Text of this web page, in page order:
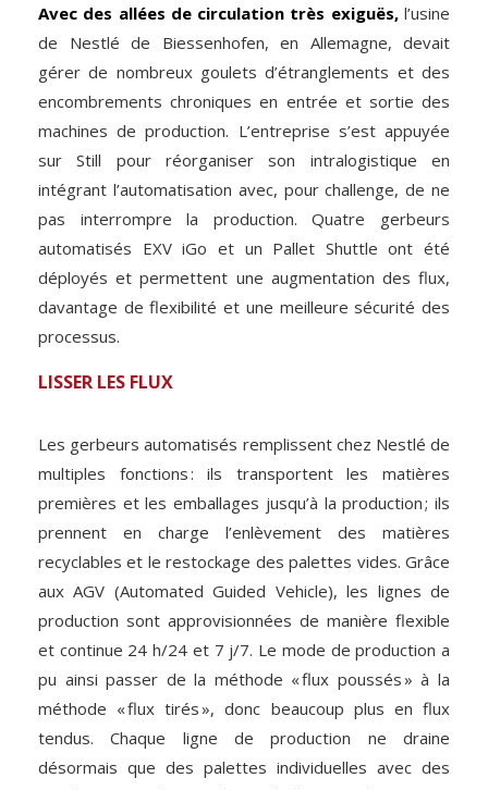
Avec des allées de circulation très exiguës,l’usine
de Nestlé de Biessenhofen, en Allemagne, devait
gérer de nombreux goulets d’étranglements et des
encombrements chroniques en entrée et sortie des
machines de production. L’entreprise s’est appuyée
sur Still pour réorganiser son intralogistique en
intégrant l’automatisation avec, pour challenge, de ne
pas interrompre la production. Quatre gerbeurs
automatisés EXV iGo et un Pallet Shuttle ont été
déployés et permettent une augmentation des flux,
davantage de flexibilité et une meilleure sécurité des
processus.
LISSER LES FLUX
Les gerbeurs automatisés remplissent chez Nestlé de
multiples fonctions : ils transportent les matières
premières et les emballages jusqu’à la production ; ils
prennent en charge l’enlèvement des matières
recyclables et le restockage des palettes vides. Grâce
aux AGV (Automated Guided Vehicle), les lignes de
production sont approvisionnées de manière flexible
et continue 24 h/24 et 7 j/7. Le mode de production a
pu ainsi passer de la méthode « flux poussés » à la
méthode « flux tirés », donc beaucoup plus en flux
tendus. Chaque ligne de production ne draine
désormais que des palettes individuelles avec des